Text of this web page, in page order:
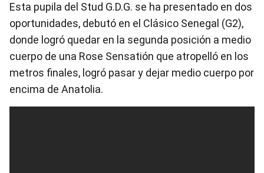
Esta pupila del Stud G.D.G. se ha presentado en dos
oportunidades, debutó en el Clásico Senegal (G2),
donde logró quedar en la segunda posición a medio
cuerpo de una Rose Sensatión que atropelló en los
metros finales, logró pasar y dejar medio cuerpo por
encima de Anatolia.